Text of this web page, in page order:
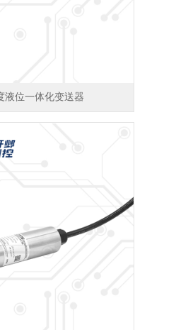
液位一体化变送器